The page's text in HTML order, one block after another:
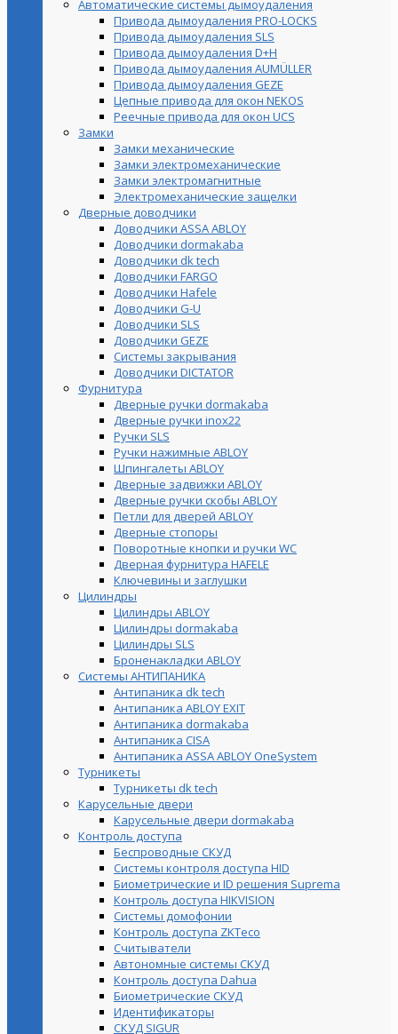
Автоматические системы дымоудаления
Привода дымоудаления PRO-LOCKS
Привода дымоудаления SLS
Привода дымоудаления D+H
Привода дымоудаления AUMÜLLER
Привода дымоудаления GEZE
Цепные привода для окон NEKOS
Реечные привода для окон UСS
Замки
Замки механические
Замки электромеханические
Замки электромагнитные
Электромеханические защелки
Дверные доводчики
Доводчики ASSA ABLOY
Доводчики dormakaba
Доводчики dk tech
Доводчики FARGO
Доводчики Hafele
Доводчики G-U
Доводчики SLS
Доводчики GEZE
Cистемы закрывания
Доводчики DICTATOR
Фурнитура
Дверные ручки dormakaba
Дверные ручки inox22
Ручки SLS
Ручки нажимные ABLOY
Шпингалеты ABLOY
Дверные задвижки ABLOY
Дверные ручки скобы ABLOY
Петли для дверей ABLOY
Дверные стопоры
Поворотные кнопки и ручки WC
Дверная фурнитура HAFELE
Ключевины и заглушки
Цилиндры
Цилиндры ABLOY
Цилиндры dormakaba
Цилиндры SLS
Броненакладки ABLOY
Системы АНТИПАНИКА
Антипаника dk tech
Антипаника ABLOY EXIT
Антипаника dormakaba
Антипаника СISA
Антипаника ASSA ABLOY OneSystem
Турникеты
Турникеты dk tech
Карусельные двери
Карусельные двери dormakaba
Контроль доступа
Беспроводные СКУД
Системы контроля доступа HID
Биометрические и ID решения Suprema
Контроль доступа HIKVISION
Системы домофонии
Контроль доступа ZKTeco
Считыватели
Автономные системы СКУД
Контроль доступа Dahua
Биометрические СКУД
Идентификаторы
СКУД SIGUR